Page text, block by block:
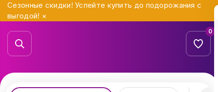
Сезонные скидки! Успейте купить до подорожания с
выгодой! ×
0